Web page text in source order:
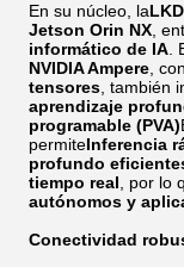
En su núcleo, la
Jetson Orin NX ,
informático de IA
NVIDIA Ampere , con
tensores , también
aprendizaje
programable (PVA)
permiteInferencia
profundo
tiempo real , por lo
autónomos y
Conectividad